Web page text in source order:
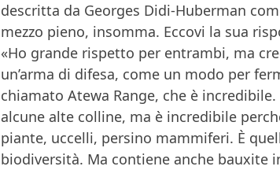
descritta da Georges Didi-Huberman
mezzo pieno, insomma. Eccovi la sua
«Ho grande rispetto per entrambi, ma
un’arma di difesa, come un modo per
chiamato Atewa Range, che è
alcune alte colline, ma è incredibile
piante, uccelli, persino mammiferi. È
biodiversità. Ma contiene anche bauxite